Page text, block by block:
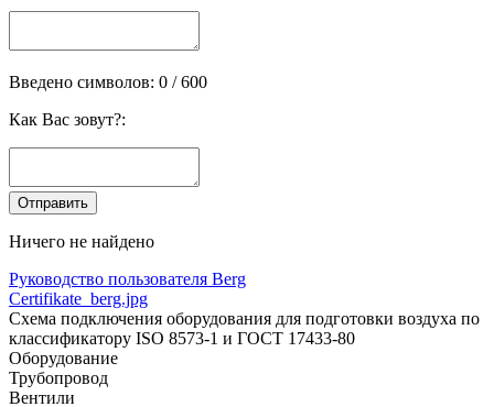
Введено символов: 0 / 600
Как Вас зовут?:
Ничего не найдено
Руководство пользователя Berg
Certifikate_berg.jpg
Схема подключения оборудования для подготовки воздуха по
классификатору ISO 8573-1 и ГОСТ 17433-80
Оборудование
Трубопровод
Вентили